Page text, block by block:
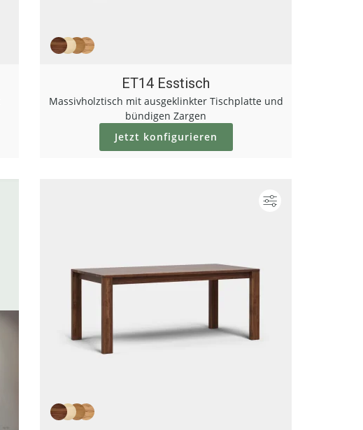
ET14 Esstisch
Massivholztisch mit ausgeklinkter Tischplatte und
bündigen Zargen
Jetzt konfigurieren